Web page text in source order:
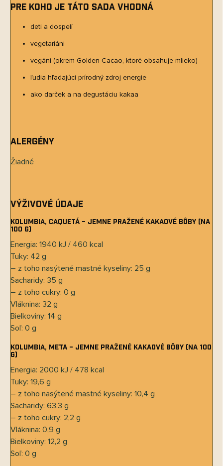
Pre koho je táto sada vhodná
deti a dospelí
vegetariáni
vegáni (okrem Golden Cacao, ktoré obsahuje mlieko)
ľudia hľadajúci prírodný zdroj energie
ako darček a na degustáciu kakaa
Alergény
Žiadné
Výživové údaje
Kolumbia, Caquetá – jemne pražené kakaové bôby (na
100 g)
Energia: 1940 kJ / 460 kcal
Tuky: 42 g
– z toho nasýtené mastné kyseliny: 25 g
Sacharidy: 35 g
– z toho cukry: 0 g
Vláknina: 32 g
Bielkoviny: 14 g
Soľ: 0 g
Kolumbia, Meta – jemne pražené kakaové bôby (na 100
g)
Energia: 2000 kJ / 478 kcal
Tuky: 19,6 g
– z toho nasýtené mastné kyseliny: 10,4 g
Sacharidy: 63,3 g
– z toho cukry: 2,2 g
Vláknina: 0,9 g
Bielkoviny: 12,2 g
Soľ: 0 g